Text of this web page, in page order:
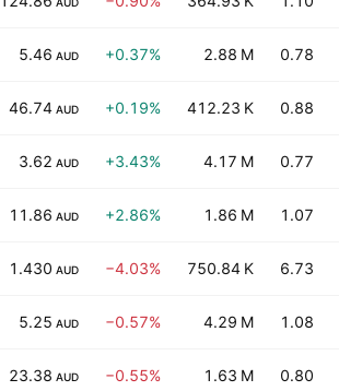
5.46 AUD +0.37% 2.88 M 0.78
46.74 AUD +0.19% 412.23 K 0.88
3.62 AUD +3.43% 4.17 M 0.77
11.86 AUD +2.86% 1.86 M 1.07
1.430 AUD −4.03% 750.84 K 6.73
5.25 AUD −0.57% 4.29 M 1.08
23.38 AUD −0.55% 1.63 M 0.80